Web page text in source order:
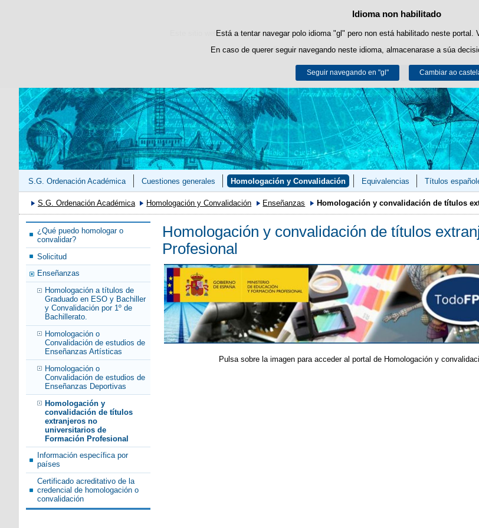
Política de cookies
Este sitio web utiliza cookies propias para facilitar a navegación e cookies de terceiros
Pode obter máis información no apartado "Cookies" do
Aceptar Rexeitar
Idioma non habilitado
Está a tentar navegar polo idioma "gl" pero non está habilitado neste portal.
En caso de querer seguir navegando neste idioma, almacenarase a súa
Seguir navegando en "gl" Cambiar ao
Saltar ao contido
S.G. Ordenación Académica Cuestiones generales Homologación y Convalidación Equivalencias Títulos
S.G. Ordenación Académica Homologación y Convalidación Enseñanzas Homologación y convalidación de títulos
¿Qué puedo homologar o
convalidar?
Solicitud
Enseñanzas
Homologación a títulos de
Graduado en ESO y Bachiller
y Convalidación por 1º de
Bachillerato.
Homologación o
Convalidación de estudios de
Enseñanzas Artísticas
Homologación o
Convalidación de estudios de
Enseñanzas Deportivas
Homologación y
convalidación de títulos
extranjeros no
universitarios de
Formación Profesional
Información específica por
países
Certificado acreditativo de la
credencial de homologación o
convalidación
Homologación y convalidación de títulos
Profesional
Pulsa sobre la imagen para acceder al portal de Homologación y